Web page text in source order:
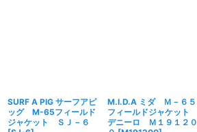
SURF A PIG サーフアピ
ッグ M-65フィールド
ジャケット ＳＪ－６
M.I.D.A ミダ Ｍ－６５
フィールドジャケット
デニーロ Ｍ１９１２０